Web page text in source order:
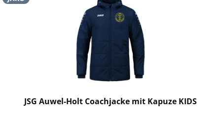
JSG Auwel-Holt Coachjacke mit Kapuze KIDS